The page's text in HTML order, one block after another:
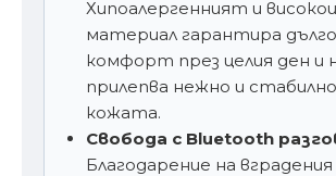
Хипоалергенният и
материал гарантира
комфорт през целия ден и
прилепва нежно и
кожата.
Свобода с Bluetooth
Благодарение на вградения